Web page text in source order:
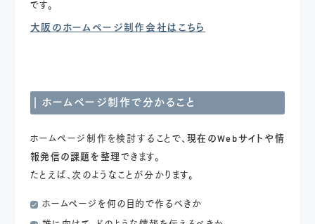
です。
大阪のホームページ制作会社はこちら
ホームページ制作で分かること
ホームページ制作を検討することで、 現在のWebサイトや情
報発信の課題を整理 できます。
たとえば、次のようなことが分かります。
ホームページを何の目的で作るべきか